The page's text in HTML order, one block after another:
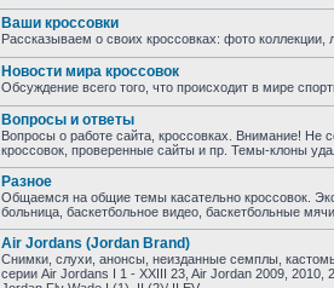
Ваши кроссовки
Рассказываем о своих кроссовках: фото
Новости мира кроссовок
Обсуждение всего того, что происходит в мире
Вопросы и ответы
Вопросы о работе сайта, кроссовках. Внимание! Не
кроссовок, проверенные сайты и пр. Темы-клоны
Разное
Общаемся на общие темы касательно кроссовок.
больница, баскетбольное видео, баскетбольные
Air Jordans (Jordan Brand)
Снимки, слухи, анонсы, неизданные семплы,
серии Air Jordans I 1 - XXIII 23, Air Jordan 2009, 2010,